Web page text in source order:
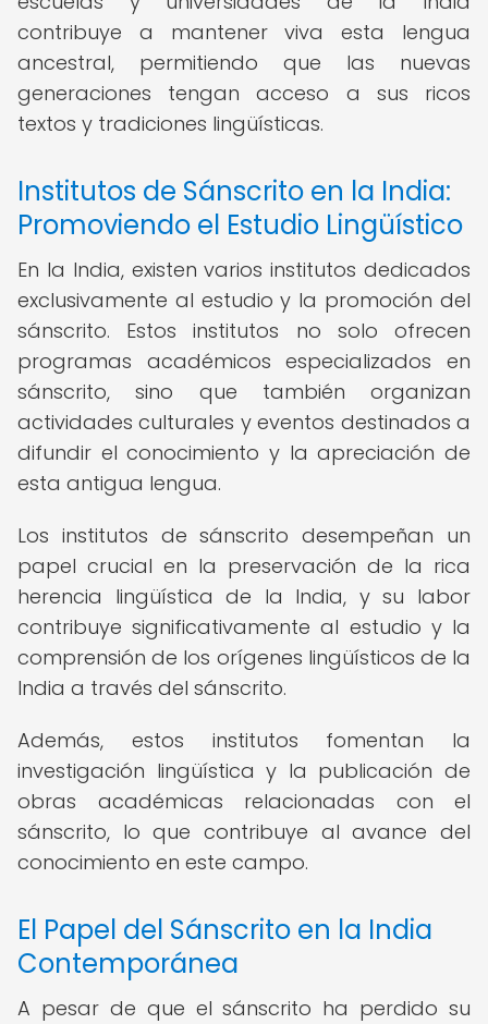
contribuye a mantener viva esta lengua
ancestral, permitiendo que las nuevas
generaciones tengan acceso a sus ricos
textos y tradiciones lingüísticas.
Institutos de Sánscrito en la India:
Promoviendo el Estudio Lingüístico
En la India, existen varios institutos dedicados
exclusivamente al estudio y la promoción del
sánscrito. Estos institutos no solo ofrecen
programas académicos especializados en
sánscrito, sino que también organizan
actividades culturales y eventos destinados a
difundir el conocimiento y la apreciación de
esta antigua lengua.
Los institutos de sánscrito desempeñan un
papel crucial en la preservación de la rica
herencia lingüística de la India, y su labor
contribuye significativamente al estudio y la
comprensión de los orígenes lingüísticos de la
India a través del sánscrito.
Además, estos institutos fomentan la
investigación lingüística y la publicación de
obras académicas relacionadas con el
sánscrito, lo que contribuye al avance del
conocimiento en este campo.
El Papel del Sánscrito en la India
Contemporánea
A pesar de que el sánscrito ha perdido su